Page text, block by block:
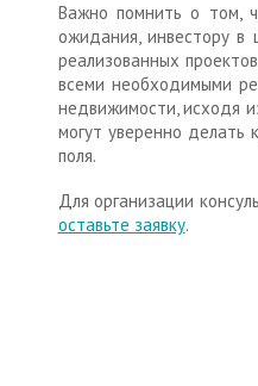
Важно помнить о том,
ожидания, инвестору в
реализованных
всеми необходимыми
недвижимости, исходя
могут уверенно делать
поля.
Для организации
оставьте заявку.